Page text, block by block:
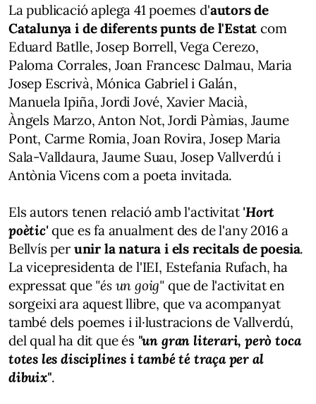
La publicació aplega 41 poemes d'autors de
Catalunya i de diferents punts de l'Estat com
Eduard Batlle, Josep Borrell, Vega Cerezo,
Paloma Corrales, Joan Francesc Dalmau, Maria
Josep Escrivà, Mónica Gabriel i Galán,
Manuela Ipiña, Jordi Jové, Xavier Macià,
Àngels Marzo, Anton Not, Jordi Pàmias, Jaume
Pont, Carme Romia, Joan Rovira, Josep Maria
Sala-Valldaura, Jaume Suau, Josep Vallverdú i
Antònia Vicens com a poeta invitada.
Els autors tenen relació amb l'activitat'Hort
poètic'que es fa anualment des de l'any 2016 a
Bellvís per unir la natura i els recitals de poesia.
La vicepresidenta de l'IEI, Estefania Rufach, ha
expressat que "és un goig" que de l'activitat en
sorgeixi ara aquest llibre, que va acompanyat
també dels poemes i il·lustracions de Vallverdú,
del qual ha dit que és "un gran literari, però toca
totes les disciplines i també té traça per al
dibuix".